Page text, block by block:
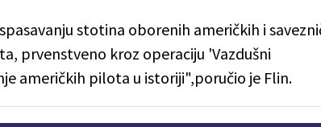
stotina oborenih američkih i
prvenstveno kroz operaciju 'Vazdušni
američkih pilota u istoriji",poručio je Flin.